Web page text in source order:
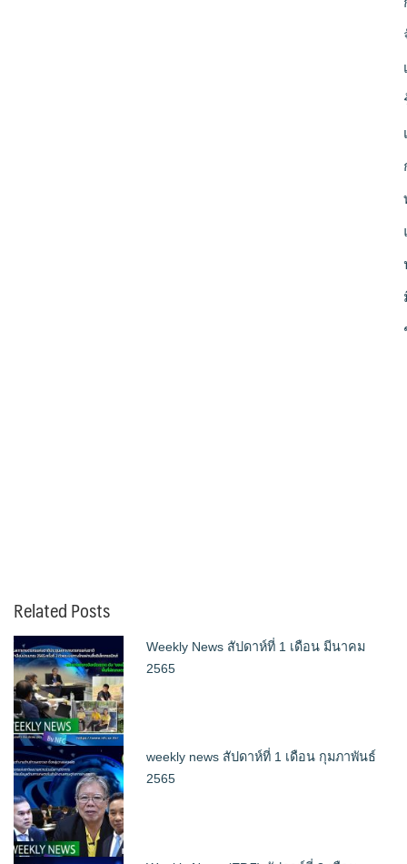
Related Posts
Weekly News สัปดาห์ที่ 1 เดือน มีนาคม
2565
weekly news สัปดาห์ที่ 1 เดือน กุมภาพันธ์
2565